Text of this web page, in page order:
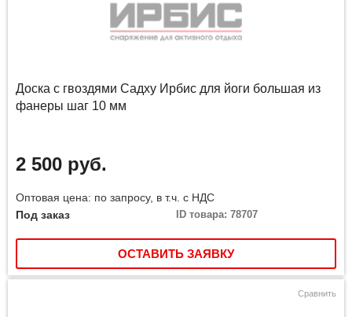
Доска с гвоздями Садху Ирбис для йоги большая из
фанеры шаг 10 мм
2 500 руб.
Оптовая цена: по запросу, в т.ч. с НДС
Под заказ
ID товара: 78707
ОСТАВИТЬ ЗАЯВКУ
Сравнить